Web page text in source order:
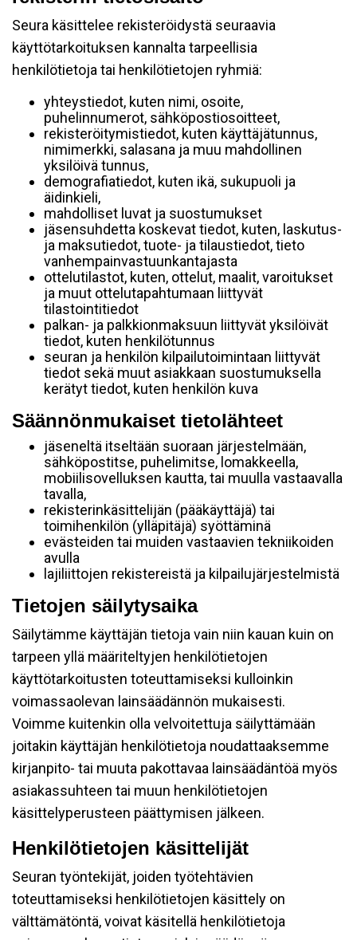
Seura käsittelee rekisteröidystä seuraavia
käyttötarkoituksen kannalta tarpeellisia
henkilötietoja tai henkilötietojen ryhmiä:
yhteystiedot, kuten nimi, osoite,
puhelinnumerot, sähköpostiosoitteet,
rekisteröitymistiedot, kuten käyttäjätunnus,
nimimerkki, salasana ja muu mahdollinen
yksilöivä tunnus,
demografiatiedot, kuten ikä, sukupuoli ja
äidinkieli,
mahdolliset luvat ja suostumukset
jäsensuhdetta koskevat tiedot, kuten, laskutus-
ja maksutiedot, tuote- ja tilaustiedot, tieto
vanhempainvastuunkantajasta
ottelutilastot, kuten, ottelut, maalit, varoitukset
ja muut ottelutapahtumaan liittyvät
tilastointitiedot
palkan- ja palkkionmaksuun liittyvät yksilöivät
tiedot, kuten henkilötunnus
seuran ja henkilön kilpailutoimintaan liittyvät
tiedot sekä muut asiakkaan suostumuksella
kerätyt tiedot, kuten henkilön kuva
Säännönmukaiset tietolähteet
jäseneltä itseltään suoraan järjestelmään,
sähköpostitse, puhelimitse, lomakkeella,
mobiilisovelluksen kautta, tai muulla vastaavalla
tavalla,
rekisterinkäsittelijän (pääkäyttäjä) tai
toimihenkilön (ylläpitäjä) syöttäminä
evästeiden tai muiden vastaavien tekniikoiden
avulla
lajiliittojen rekistereistä ja kilpailujärjestelmistä
Tietojen säilytysaika
Säilytämme käyttäjän tietoja vain niin kauan kuin on
tarpeen yllä määriteltyjen henkilötietojen
käyttötarkoitusten toteuttamiseksi kulloinkin
voimassaolevan lainsäädännön mukaisesti.
Voimme kuitenkin olla velvoitettuja säilyttämään
joitakin käyttäjän henkilötietoja noudattaaksemme
kirjanpito- tai muuta pakottavaa lainsäädäntöä myös
asiakassuhteen tai muun henkilötietojen
käsittelyperusteen päättymisen jälkeen.
Henkilötietojen käsittelijät
Seuran työntekijät, joiden työtehtävien
toteuttamiseksi henkilötietojen käsittely on
välttämätöntä, voivat käsitellä henkilötietoja